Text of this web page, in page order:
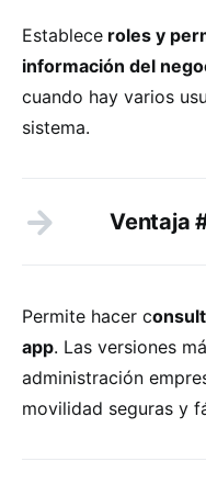
Establece roles y
información del
cuando hay varios
sistema.
Ventaja
Permite hacer c
app. Las versiones
administración
movilidad seguras y